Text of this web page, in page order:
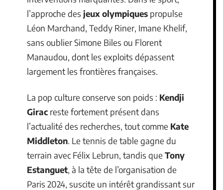
l’approche des jeux olympiques propulse
Léon Marchand, Teddy Riner, Imane Khelif,
sans oublier Simone Biles ou Florent
Manaudou, dont les exploits dépassent
largement les frontières françaises.
La pop culture conserve son poids : Kendji
Girac reste fortement présent dans
l’actualité des recherches, tout comme Kate
Middleton. Le tennis de table gagne du
terrain avec Félix Lebrun, tandis que Tony
Estanguet, à la tête de l’organisation de
Paris 2024, suscite un intérêt grandissant sur